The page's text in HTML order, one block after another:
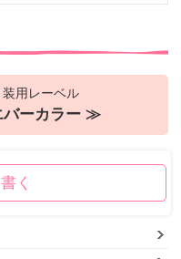
用レーベル
バーカラー ≫
く